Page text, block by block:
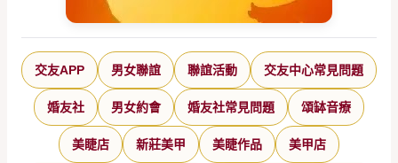
交友APP 男女聯誼 聯誼活動 交友中心常見問題
婚友社 男女約會 婚友社常見問題 頌缽音療
美睫店 新莊美甲 美睫作品 美甲店